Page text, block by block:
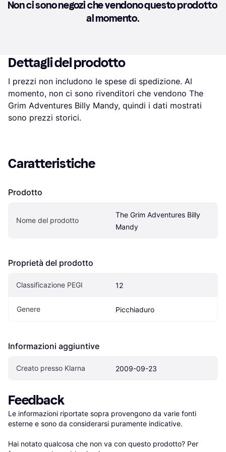
Non ci sono negozi che vendono questo prodotto
al momento.
Dettagli del prodotto
I prezzi non includono le spese di spedizione. Al
momento, non ci sono rivenditori che vendono The
Grim Adventures Billy Mandy, quindi i dati mostrati
sono prezzi storici.
Caratteristiche
Prodotto
Nome del prodotto
The Grim Adventures Billy
Mandy
Proprietà del prodotto
Classificazione PEGI 12
Genere Picchiaduro
Informazioni aggiuntive
Creato presso Klarna 2009-09-23
Feedback
Le informazioni riportate sopra provengono da varie fonti
esterne e sono da considerarsi puramente indicative.
Hai notato qualcosa che non va con questo prodotto? Per